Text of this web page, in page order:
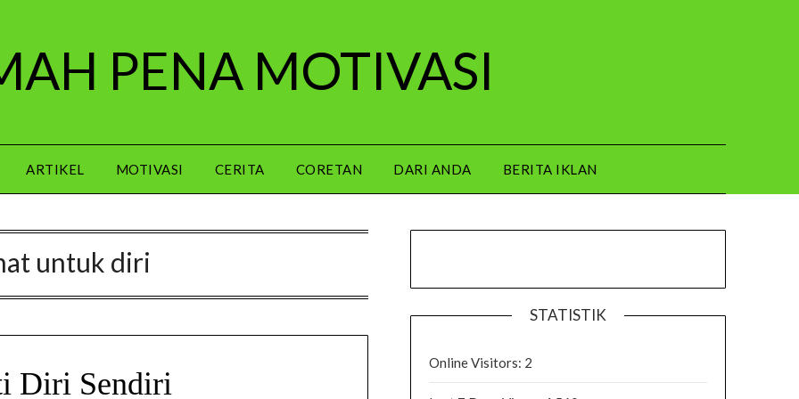
PENA MOTIVASI
ARTIKEL MOTIVASI CERITA CORETAN DARI ANDA BERITA IKLAN
untuk diri
Diri Sendiri
STATISTIK
Online Visitors: 2